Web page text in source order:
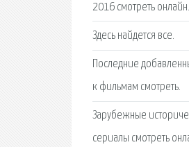
2016 смотреть онлайн.
Здесь найдется все.
Последние
к фильмам смотреть.
Зарубежные
сериалы смотреть